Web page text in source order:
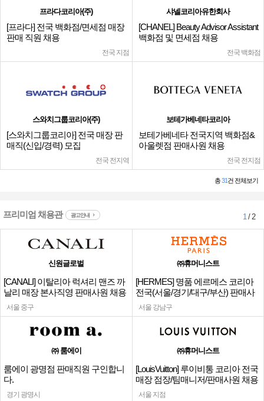
프라다코리아(주)
[프라다] 전국 백화점/면세점 매장
판매 직원 채용
전국 지점
샤넬코리아유한회사
[CHANEL] Beauty Advisor Assistant
백화점 및 면세점 채용
전국 백화점
스와치그룹코리아(주)
[스와치그룹코리아] 전국 매장 판
매직(신입/경력) 모집
전국 전지역
보테가베네타코리아
보테가베네타 전국지역 백화점&
아울렛점 판매사원 채용
전국 전지점
총31건 전체보기
프리미엄 채용관 광고안내 1/ 2
신원글로벌
[CANALI] 이탈리아 럭셔리 맨즈 까
날리 매장 본사직영 판매사원 채용
서울 중구
㈜휴머니스트
[HERMES] 명품 에르메스 코리아
전국(서울/경기/대구/부산) 판매사
원
서울 강남구
㈜ 룸에이
룸에이 광명점 판매직원 구인합니
다.
경기 광명시
㈜휴머니스트
[LouisVuitton] 루이비통 코리아 전국
매장 점장/팀매니저/판매사원 채용
서울 지점